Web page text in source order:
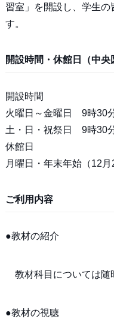
習室」を開設し、学生の
す。
開設時間・休館日（中央
開設時間
火曜日～金曜日 9時30
土・日・祝祭日 9時30
休館日
月曜日・年末年始（12月
ご利用内容
●教材の紹介
教材科目については随
●教材の視聴